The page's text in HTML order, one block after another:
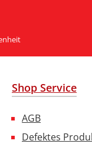
Shop Service
AGB
Defektes